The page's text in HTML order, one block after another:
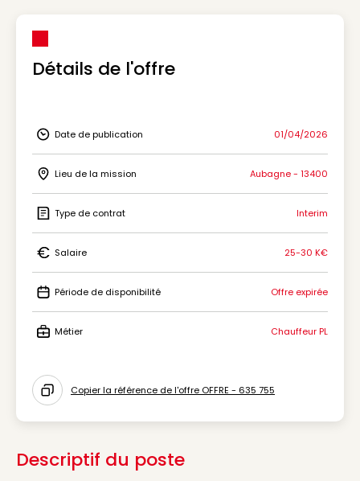
Détails de l'offre
Icon Date de publication
Date de publication 01/04/2026
Icon Lieu de la mission
Lieu de la mission Aubagne - 13400
Icon Type de contrat
Type de contrat Interim
Icon Salaire
Salaire 25-30 K€
Icon Période de disponibilité
Période de disponibilité Offre expirée
Métier Chauffeur PL
Icon copy to clipboard
Copier la référence de l'offre OFFRE - 635 755
Descriptif du poste